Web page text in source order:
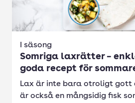
I säsong
Somriga laxrätter –
goda recept för
Lax är inte bara otroligt gott
är också en mångsidig fisk